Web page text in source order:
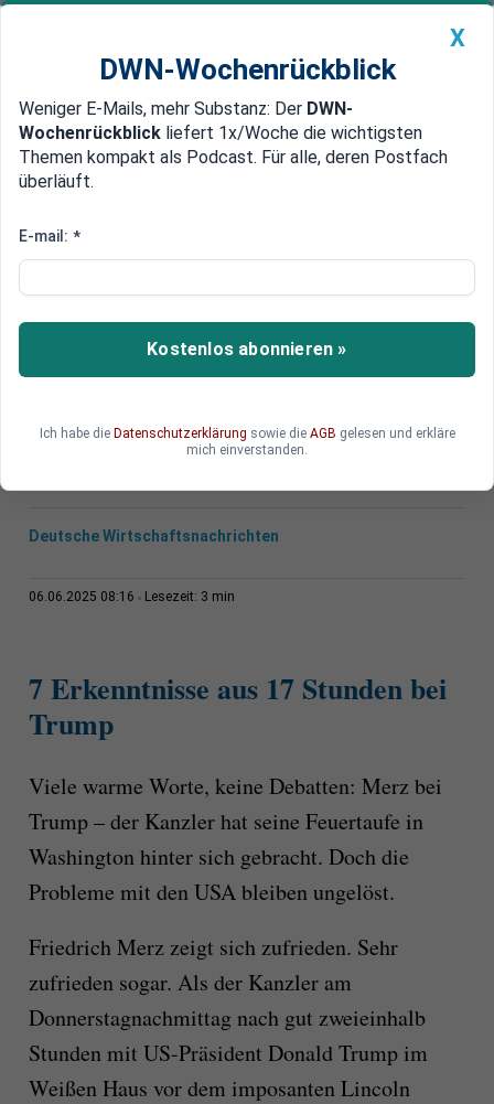
Newsticker MEIN DWN: Geldanlage Premium
Edelmetalle DWN-Magazin China
Merz bei Trump: Was der USA-
wirklich brachte
Der Kanzler trifft den US-Präsidenten in
Washington. Freundliche Worte gab es viele –
Trump politisch wirklich hängen?
Deutsche Wirtschaftsnachrichten
06.06.2025 08:16 Lesezeit: 3 min
7 Erkenntnisse aus 17 Stunden bei
Trump
Viele warme Worte, keine Debatten: Merz bei
Trump – der Kanzler hat seine Feuertaufe in
Washington hinter sich gebracht. Doch die
Probleme mit den USA bleiben ungelöst.
Friedrich Merz zeigt sich zufrieden. Sehr
zufrieden sogar. Als der Kanzler am
Donnerstagnachmittag nach gut zweieinhalb
Stunden mit US-Präsident Donald Trump im
Weißen Haus vor dem imposanten Lincoln
X
DWN-Wochenrückblick
Weniger E-Mails, mehr Substanz: Der DWN-
Wochenrückblick liefert 1x/Woche die wichtigsten
Themen kompakt als Podcast. Für alle, deren Postfach
überläuft.
E-mail: *
Kostenlos abonnieren »
Ich habe die Datenschutzerklärung sowie die AGB gelesen und erkläre
mich einverstanden.